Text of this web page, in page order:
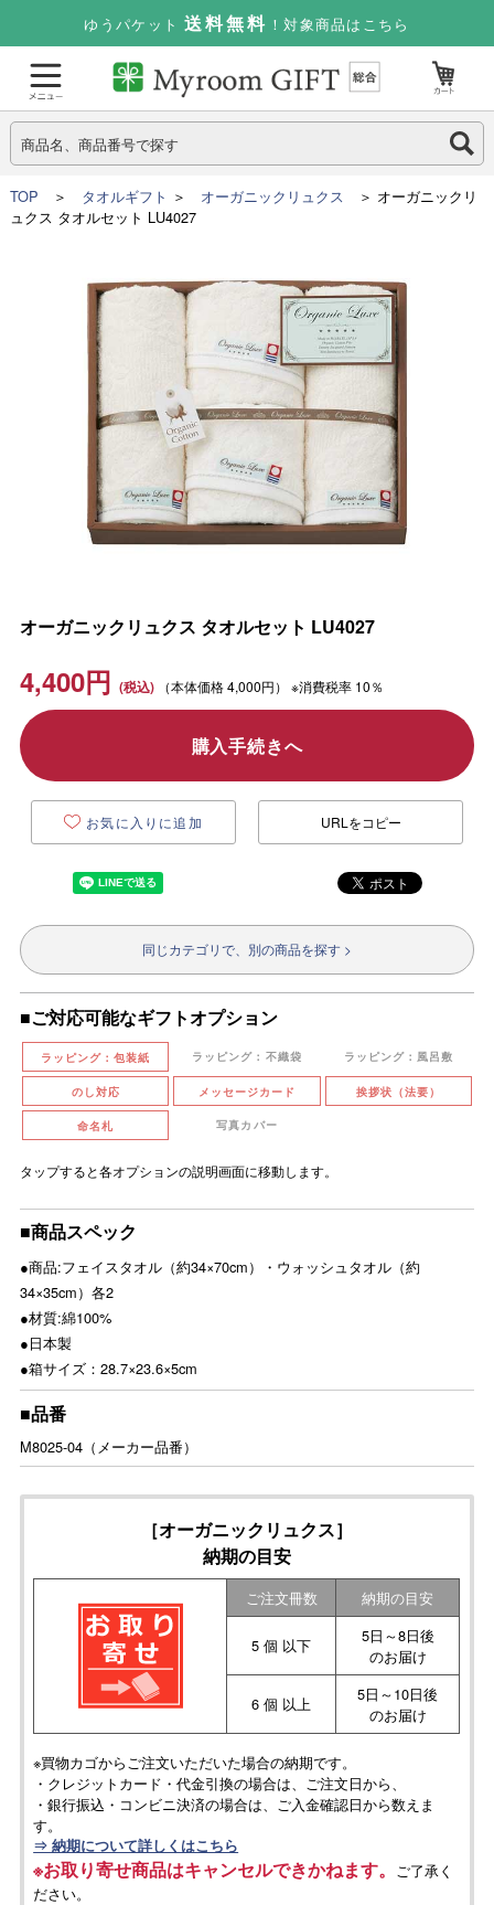
ゆうパケット 送料無料 ！対象商品はこちら
TOP ＞ タオルギフト ＞ オーガニックリュクス ＞ オーガニックリ
ュクス タオルセット LU4027
オーガニックリュクス タオルセット LU4027
4,400円 （本体価格4,000円） ※消費税率 10％
購入手続きへ
お気に入りに追加 URLをコピー
同じカテゴリで、別の商品を探す >
■ご対応可能なギフトオプション
ラッピング：包装紙 ラッピング：不織袋 ラッピング：風呂敷
のし対応 メッセージカード 挨拶状（法要）
命名札 写真カバー
タップすると各オプションの説明画面に移動します。
■商品スペック
●商品:フェイスタオル（約34×70cm）・ウォッシュタオル（約
34×35cm）各2
●材質:綿100%
●日本製
●箱サイズ：28.7×23.6×5cm
■品番
M8025-04（メーカー品番）
［オーガニックリュクス］
納期の目安
ご注文冊数 納期の目安
5 個 以下
5日～8日後
のお届け
6 個 以上
5日～10日後
のお届け
※買物カゴからご注文いただいた場合の納期です。
・クレジットカード・代金引換の場合は、ご注文日から、
・銀行振込・コンビニ決済の場合は、ご入金確認日から数えま
す。
⇒ 納期について詳しくはこちら
※お取り寄せ商品はキャンセルできかねます。
ご了承く
ださい。